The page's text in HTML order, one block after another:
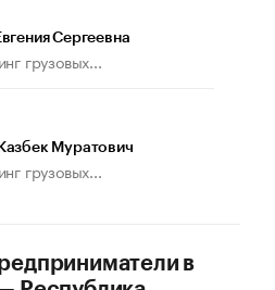
иначе». Как живет глава
Сергеевна
грузовых...
Муратович
грузовых...
в